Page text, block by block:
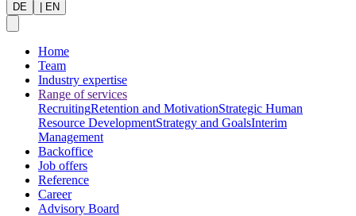
DE EN
Home
Team
Industry expertise
Range of services
RecruitingRetention and MotivationStrategic Human
Resource DevelopmentStrategy and GoalsInterim
Management
Backoffice
Job offers
Reference
Career
Advisory Board